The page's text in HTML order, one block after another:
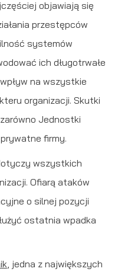
objawiają się
przestępców
systemów
ich długotrwałe
na wszystkie
organizacji. Skutki
Jednostki
firmy.
wszystkich
Ofiarą ataków
o silnej pozycji
ostatnia wpadka
, jedna z największych
te działają w charakterze
treści w postaci
społecznościowych.